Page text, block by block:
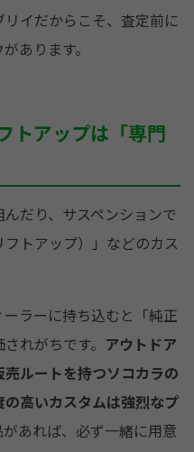
イだからこそ、査定前に
あります。
トアップは「専門
だり、サスペンションで
トアップ）」などのカス
ラーに持ち込むと「純正
れがちです。 アウトドア
ルートを持つソコカラの
高いカスタムは強烈なプ
あれば、必ず一緒に用意